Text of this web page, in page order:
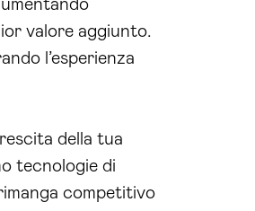
valore aggiunto.
l’esperienza
della tua
tecnologie di
competitivo